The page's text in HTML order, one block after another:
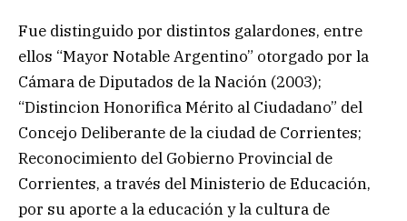
Fue distinguido por distintos galardones, entre
ellos “Mayor Notable Argentino” otorgado por la
Cámara de Diputados de la Nación (2003);
“Distincion Honorifica Mérito al Ciudadano” del
Concejo Deliberante de la ciudad de Corrientes;
Reconocimiento del Gobierno Provincial de
Corrientes, a través del Ministerio de Educación,
por su aporte a la educación y la cultura de